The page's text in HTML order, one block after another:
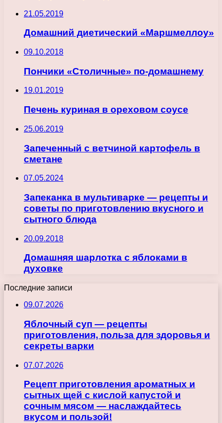
21.05.2019
Домашний диетический «Маршмеллоу»
09.10.2018
Пончики «Столичные» по-домашнему
19.01.2019
Печень куриная в ореховом соусе
25.06.2019
Запеченный с ветчиной картофель в
сметане
07.05.2024
Запеканка в мультиварке — рецепты и
советы по приготовлению вкусного и
сытного блюда
20.09.2018
Домашняя шарлотка с яблоками в
духовке
Последние записи
09.07.2026
Яблочный суп — рецепты
приготовления, польза для здоровья и
секреты варки
07.07.2026
Рецепт приготовления ароматных и
сытных щей с кислой капустой и
сочным мясом — наслаждайтесь
вкусом и пользой!